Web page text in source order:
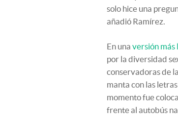
solo hice una
añadió Ramírez.
En una versión
por la diversidad
conservadoras de
manta con las
momento fue
frente al autobús